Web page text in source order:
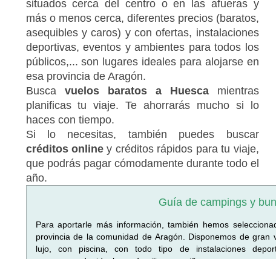
situados cerca del centro o en las afueras y
más o menos cerca, diferentes precios (baratos,
asequibles y caros) y con ofertas, instalaciones
deportivas, eventos y ambientes para todos los
públicos,... son lugares ideales para alojarse en
esa provincia de Aragón.
Busca vuelos baratos a Huescamientras
planificas tu viaje. Te ahorrarás mucho si lo
haces con tiempo.
Si lo necesitas, también puedes buscar
créditos onliney créditos rápidos para tu viaje,
que podrás pagar cómodamente durante todo el
año.
Guía de campings y
Para aportarle más información, también hemos
provincia de la comunidad de Aragón. Disponemos de gran
lujo, con piscina, con todo tipo de instalaciones